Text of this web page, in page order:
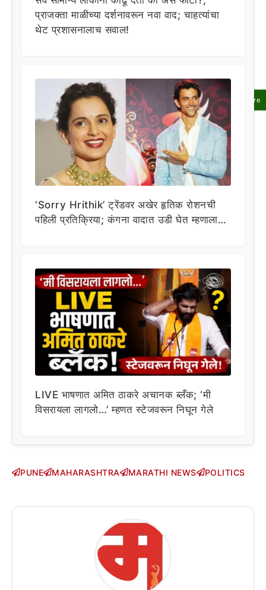
Share
प्राजक्ता माळीच्या दर्शनावरून नवा वाद; चाहत्यांचा
थेट प्रशासनालाच सवाल!
‘Sorry Hrithik’ ट्रेंडवर अखेर हृतिक रोशनची
पहिली प्रतिक्रिया; कंगना वादात उडी घेत म्हणाला…
LIVE भाषणात अमित ठाकरे अचानक ब्लँक; ‘मी
विसरायला लागलो…’ म्हणत स्टेजवरून निघून गेले
PUNE MAHARASHTRA MARATHI NEWS POLITICS